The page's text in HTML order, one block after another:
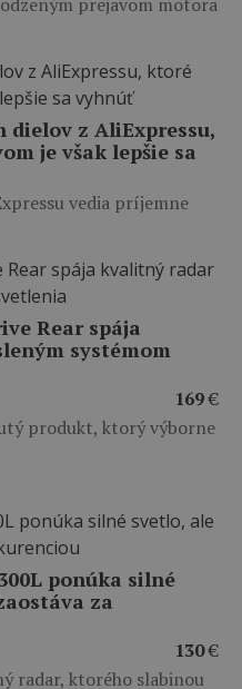
dielov z AliExpressu,
je však lepšie sa
vedia príjemne
Rear spája
systémom
169€
produkt, ktorý výborne
ponúka silné
za
130€
radar, ktorého slabinou